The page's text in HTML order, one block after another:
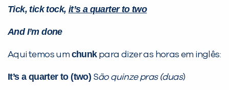
Tick, tick tock, it’s a quarter to two
And I’m done
Aqui temos um chunkpara dizer as horas em inglês:
It’s a quarter to (two) São quinze pras (duas)